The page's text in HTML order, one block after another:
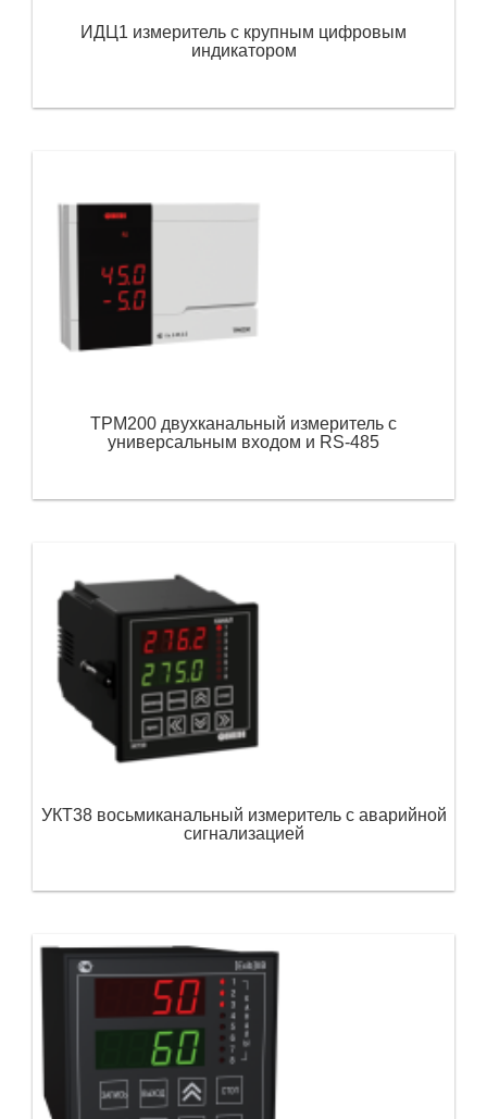
ИДЦ1 измеритель с крупным цифровым
индикатором
ТРМ200 двухканальный измеритель с
универсальным входом и RS-485
УКТ38 восьмиканальный измеритель с аварийной
сигнализацией